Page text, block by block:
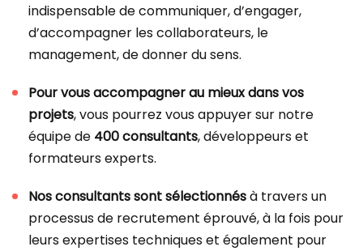
indispensable de communiquer, d’engager,
d’accompagner les collaborateurs, le
management, de donner du sens.
Pour vous accompagner au mieux dans vos
projets, vous pourrez vous appuyer sur notre
équipe de 400 consultants, développeurs et
formateurs experts.
Nos consultants sont sélectionnésà travers un
processus de recrutement éprouvé, à la fois pour
leurs expertises techniques et également pour